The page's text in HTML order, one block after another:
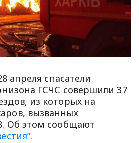
апреля спасатели
ГСЧС совершили 37
из которых на
вызванных
Об этом сообщают
.